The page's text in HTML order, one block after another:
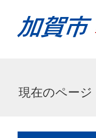
現在のページ